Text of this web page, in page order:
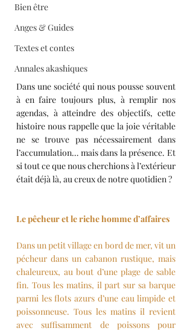
Bien être
Anges & Guides
Textes et contes
Annales akashiques
Dans une société qui nous pousse souvent
à en faire toujours plus, à remplir nos
agendas, à atteindre des objectifs, cette
histoire nous rappelle que la joie véritable
ne se trouve pas nécessairement dans
l’accumulation… mais dans la présence. Et
si tout ce que nous cherchions à l’extérieur
était déjà là, au creux de notre quotidien ?
Le pêcheur et le riche homme d’affaires
Dans un petit village en bord de mer, vit un
pécheur dans un cabanon rustique, mais
chaleureux, au bout d’une plage de sable
fin. Tous les matins, il part sur sa barque
parmi les flots azurs d’une eau limpide et
poissonneuse. Tous les matins il revient
avec suffisamment de poissons pour